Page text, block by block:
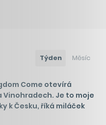
Týden Měsíc
Come otevírá
Vinohradech. Je to moje
k Česku, říká miláček